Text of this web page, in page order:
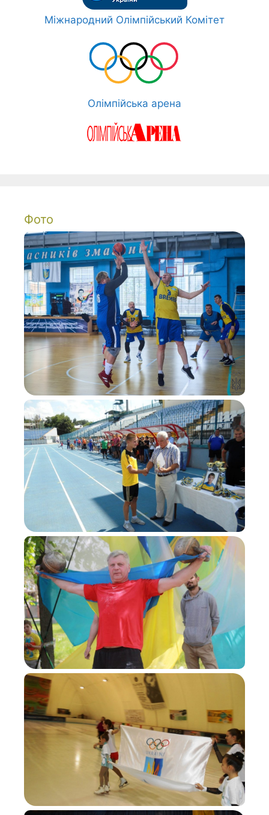
Міжнародний Олімпійський Комітет
Олімпійська арена
Фото